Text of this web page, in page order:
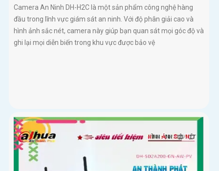
Camera An Ninh DH-H2C là một sản phẩm công nghệ hàng
đầu trong lĩnh vực giám sát an ninh. Với độ phân giải cao và
hình ảnh sắc nét, camera này giúp bạn quan sát mọi góc độ và
ghi lại mọi diễn biến trong khu vực được bảo vệ